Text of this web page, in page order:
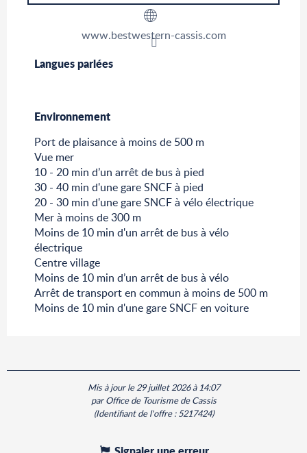
www.bestwestern-cassis.com
Langues parlées
Langues parlées
Environnement
Environnement
Port de plaisance à moins de 500 m
Vue mer
10 - 20 min d’un arrêt de bus à pied
30 - 40 min d'une gare SNCF à pied
20 - 30 min d'une gare SNCF à vélo électrique
Mer à moins de 300 m
Moins de 10 min d'un arrêt de bus à vélo
électrique
Centre village
Moins de 10 min d’un arrêt de bus à vélo
Arrêt de transport en commun à moins de 500 m
Moins de 10 min d'une gare SNCF en voiture
Mis à jour le 29 juillet 2026 à 14:07
par Office de Tourisme de Cassis
(Identifiant de l'offre :5217424)